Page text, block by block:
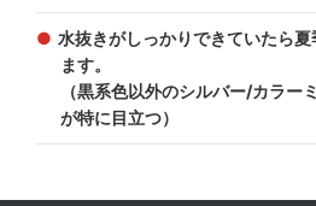
水抜きがしっかりできていたら
ます。
（黒系色以外のシルバー/カラー
が特に目立つ）